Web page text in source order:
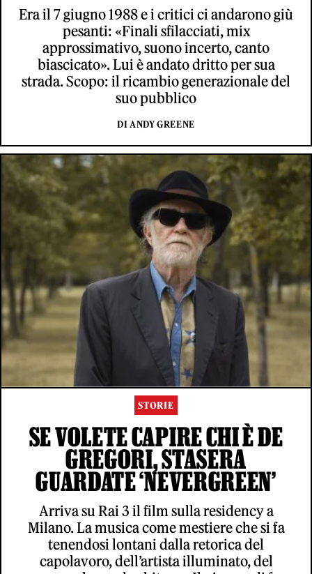
Era il 7 giugno 1988 e i critici ci andarono giù
pesanti: «Finali sfilacciati, mix
approssimativo, suono incerto, canto
biascicato». Lui è andato dritto per sua
strada. Scopo: il ricambio generazionale del
suo pubblico
DI ANDY GREENE
STORIE
SE VOLETE CAPIRE CHI È DE
GREGORI, STASERA
GUARDATE ‘NEVERGREEN’
Arriva su Rai 3 il film sulla residency a
Milano. La musica come mestiere che si fa
tenendosi lontani dalla retorica del
capolavoro, dell’artista illuminato, del